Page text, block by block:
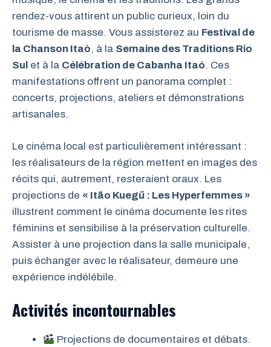
rendez-vous attirent un public curieux, loin du
tourisme de masse. Vous assisterez au Festival de
la Chanson Itaò, à la Semaine des Traditions Rio
Sul et à la Célébration de Cabanha Itaó. Ces
manifestations offrent un panorama complet :
concerts, projections, ateliers et démonstrations
artisanales.
Le cinéma local est particulièrement intéressant :
les réalisateurs de la région mettent en images des
récits qui, autrement, resteraient oraux. Les
projections de « Itão Kuegű : Les Hyperfemmes »
illustrent comment le cinéma documente les rites
féminins et sensibilise à la préservation culturelle.
Assister à une projection dans la salle municipale,
puis échanger avec le réalisateur, demeure une
expérience indélébile.
Activités incontournables
Projections de documentaires et débats.